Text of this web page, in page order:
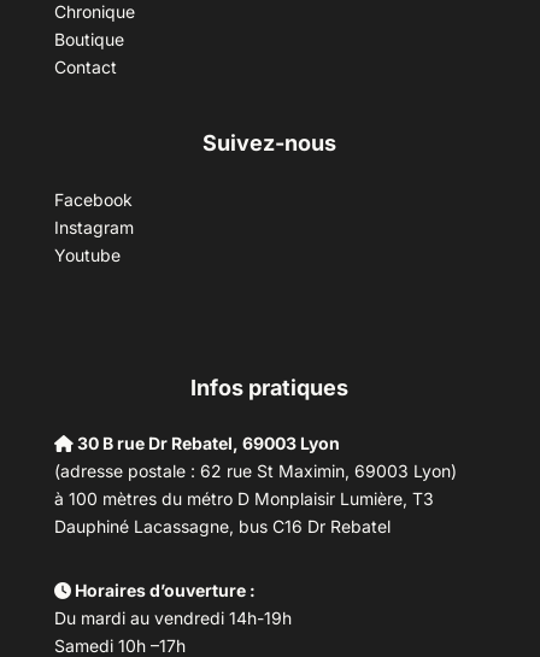
Chronique
Boutique
Contact
Suivez-nous
Facebook
Instagram
Youtube
Infos pratiques
30 B rue Dr Rebatel, 69003 Lyon
(adresse postale : 62 rue St Maximin, 69003 Lyon)
à 100 mètres du métro D Monplaisir Lumière, T3
Dauphiné Lacassagne, bus C16 Dr Rebatel
Horaires d’ouverture :
Du mardi au vendredi 14h-19h
Samedi 10h –17h